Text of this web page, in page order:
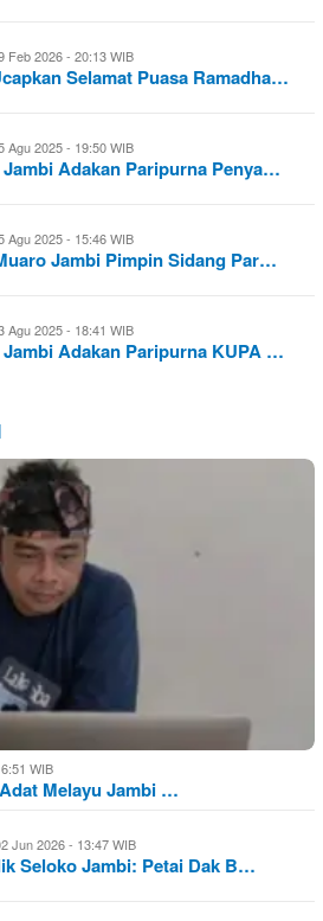
Feb 2026 - 20:13 WIB
Selamat Puasa Ramadha…
Agu 2025 - 19:50 WIB
Adakan Paripurna Penya…
Agu 2025 - 15:46 WIB
Jambi Pimpin Sidang Par…
Agu 2025 - 18:41 WIB
Adakan Paripurna KUPA …
WIB
Melayu Jambi …
Jun 2026 - 13:47 WIB
Seloko Jambi: Petai Dak B…